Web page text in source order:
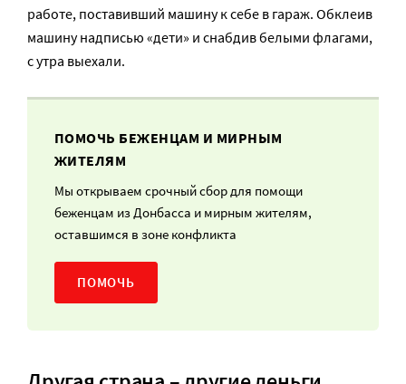
работе, поставивший машину к себе в гараж. Обклеив
машину надписью «дети» и снабдив белыми флагами,
с утра выехали.
ПОМОЧЬ БЕЖЕНЦАМ И МИРНЫМ
ЖИТЕЛЯМ
Мы открываем срочный сбор для помощи
беженцам из Донбасса и мирным жителям,
оставшимся в зоне конфликта
ПОМОЧЬ